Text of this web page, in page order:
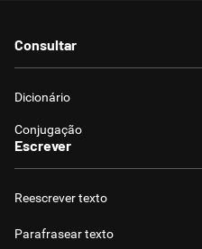
Consultar
Dicionário
Conjugação
Escrever
Reescrever texto
Parafrasear texto